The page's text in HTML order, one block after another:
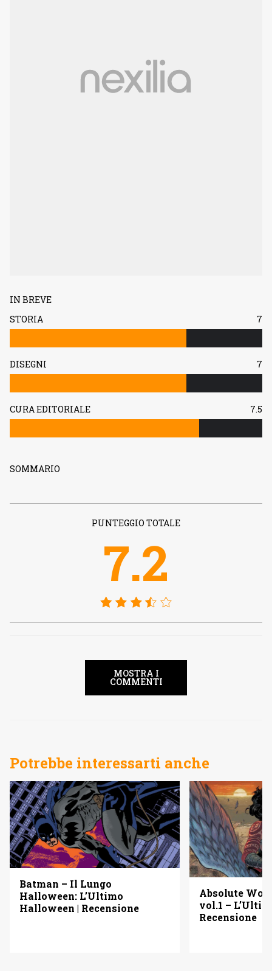
IN BREVE
STORIA
7
DISEGNI 7
CURA EDITORIALE 7.5
SOMMARIO
PUNTEGGIO TOTALE
7.2
MOSTRA I
COMMENTI
Potrebbe interessarti anche
Batman – Il Lungo
Halloween: L’Ultimo
Halloween | Recensione
Absolute
vol.1 –
Recensione